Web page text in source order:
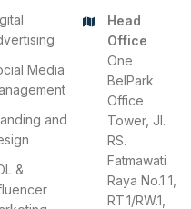
Media
and
&
Head
Office
One
BelPark
Office
Tower, Jl.
RS.
Fatmawati
Raya No.1 1,
RT.1/RW.1,